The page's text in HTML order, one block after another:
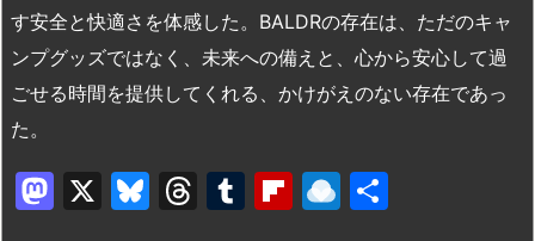
す安全と快適さを体感した。BALDRの存在は、ただのキャ
ンプグッズではなく、未来への備えと、心から安心して過
ごせる時間を提供してくれる、かけがえのない存在であっ
た。
M X
Bl T
T
Fl R